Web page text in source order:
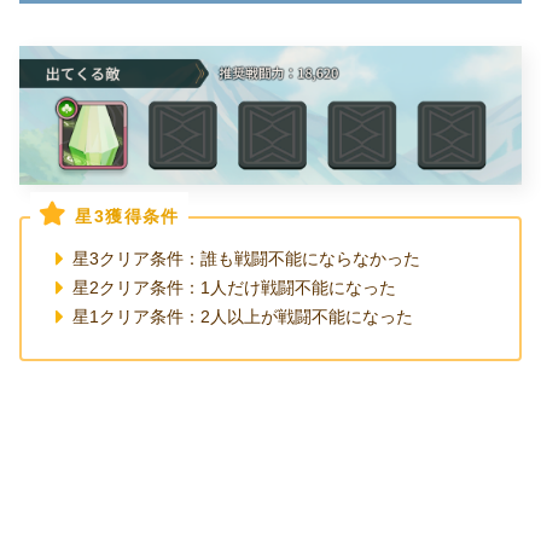
星3獲得条件
星3クリア条件：誰も戦闘不能にならなかった
星2クリア条件：1人だけ戦闘不能になった
星1クリア条件：2人以上が戦闘不能になった